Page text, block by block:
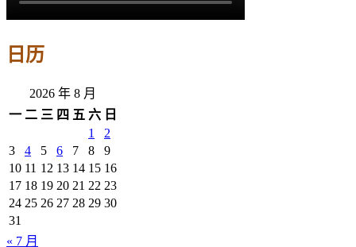
日历
2026 年 8 月
一 二 三 四 五 六 日
1
2
3
4 5 6 7 8
9
10 11 12 13 14 15 16
17 18 19 20 21 22 23
24 25 26 27 28 29 30
31
« 7 月